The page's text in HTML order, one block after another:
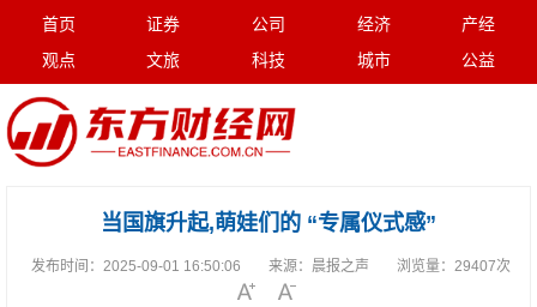
首页 证券 公司 经济
产经
观点
文旅 科技 城市 公益
当国旗升起,萌娃们的 “专属仪式感”
发布时间： 2025-09-01 16:50:06 来源： 晨报之声 浏览量： 29407次